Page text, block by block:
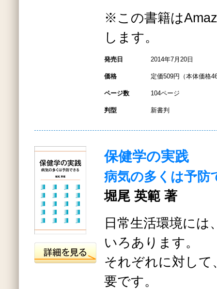
※この書籍は
します。
発売日 2014年7月20日
価格 定価509円（本体価格
ページ数 104ページ
判型 新書判
保健学の実践
病気の多くは予防
堀尾 英範 著
日常生活環境に
いろあります。
それぞれに対して
要です。